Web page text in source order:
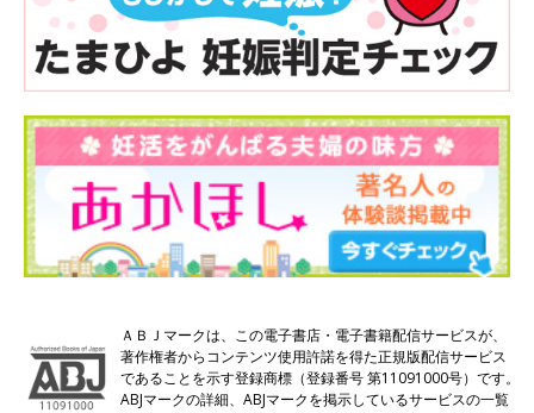
ＡＢＪマークは、この電子書店・電子書籍配信サービスが、
著作権者からコンテンツ使用許諾を得た正規版配信サービス
であることを示す登録商標（登録番号 第11091000号）です。
ABJマークの詳細、ABJマークを掲示しているサービスの一覧